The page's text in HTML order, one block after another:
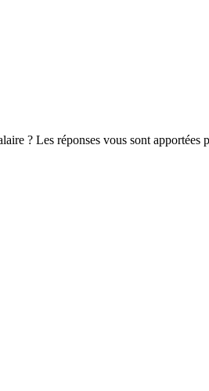
? Les réponses vous sont apportées